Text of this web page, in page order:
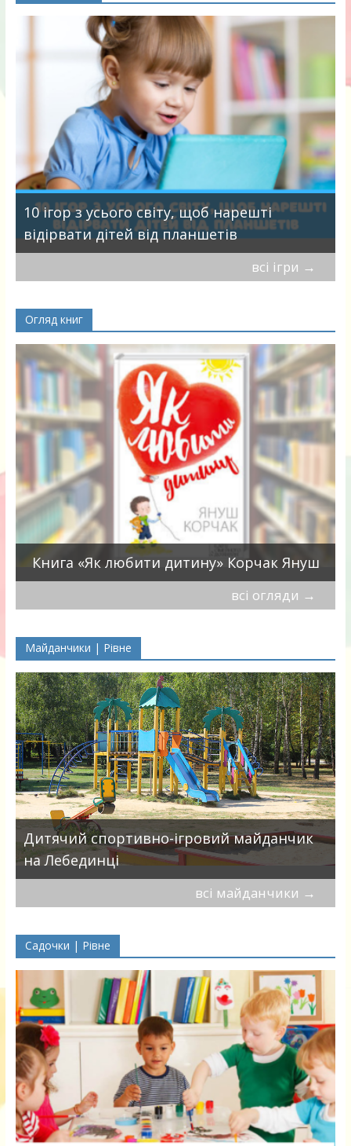
10 ігор з усього світу, щоб нарешті
відірвати дітей від планшетів
всі ігри →
Огляд книг
Книга «Як любити дитину» Корчак Януш
всі огляди →
Майданчики | Рівне
Дитячий спортивно-ігровий майданчик
на Лебединці
всі майданчики →
Садочки | Рівне